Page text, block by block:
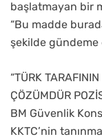
başlatmayan bir
“Bu madde
şekilde gündeme
“TÜRK
ÇÖZÜMDÜR
BM Güvenlik
KKTC’nin